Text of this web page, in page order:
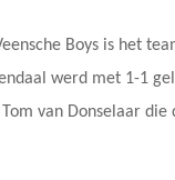
Boys is het
werd met 1-1
van Donselaar